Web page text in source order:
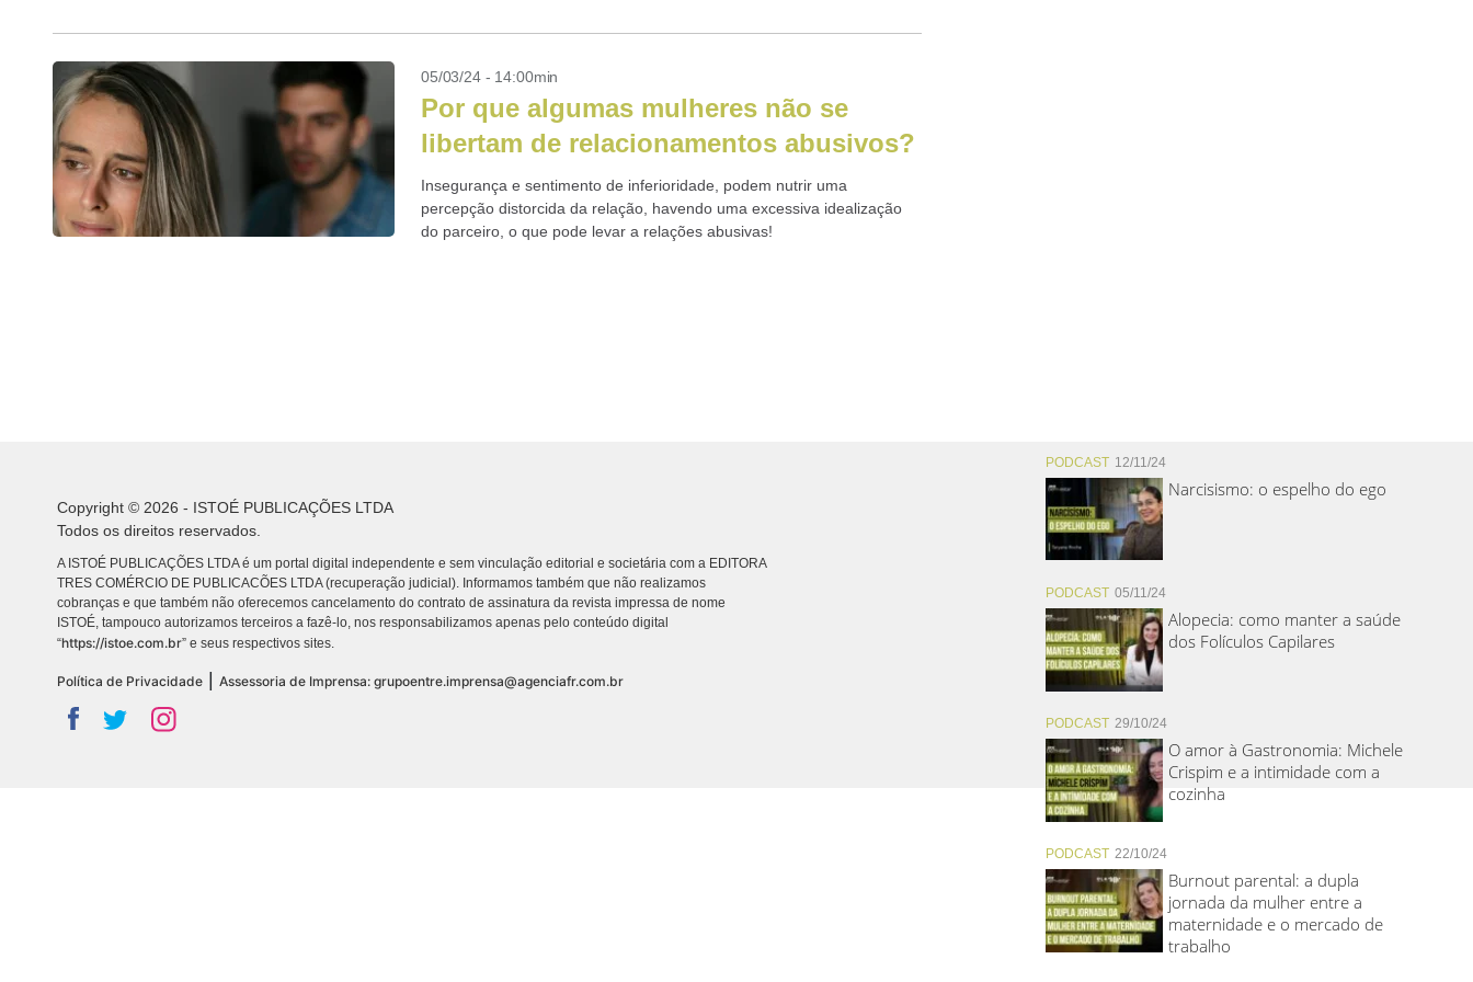
05/03/24 - 14:00min
Por que algumas mulheres não se
libertam de relacionamentos abusivos?
Insegurança e sentimento de inferioridade, podem nutrir uma
percepção distorcida da relação, havendo uma excessiva idealização
do parceiro, o que pode levar a relações abusivas!
PODCAST 12/11/24
Narcisismo: o espelho do ego
PODCAST 05/11/24
Alopecia: como manter a saúde
dos Folículos Capilares
PODCAST 29/10/24
O amor à Gastronomia: Michele
Crispim e a intimidade com a
cozinha
PODCAST 22/10/24
Burnout parental: a dupla
jornada da mulher entre a
maternidade e o mercado de
trabalho
Copyright © 2026 - ISTOÉ PUBLICAÇÕES LTDA
Todos os direitos reservados.
A ISTOÉ PUBLICAÇÕES LTDA é um portal digital independente e sem vinculação editorial e societária com a EDITORA
TRES COMÉRCIO DE PUBLICACÕES LTDA (recuperação judicial). Informamos também que não realizamos
cobranças e que também não oferecemos cancelamento do contrato de assinatura da revista impressa de nome
ISTOÉ, tampouco autorizamos terceiros a fazê-lo, nos responsabilizamos apenas pelo conteúdo digital
“https://istoe.com.br” e seus respectivos sites.
Política de Privacidade Assessoria de Imprensa: grupoentre.imprensa@agenciafr.com.br